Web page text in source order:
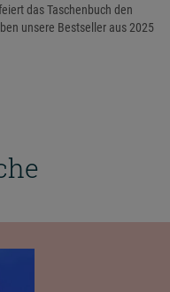
das Taschenbuch den
unsere Bestseller aus 2025